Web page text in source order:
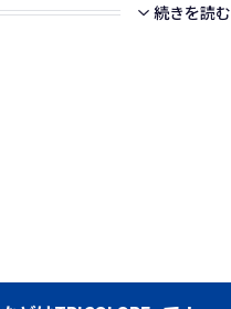
続きを読む